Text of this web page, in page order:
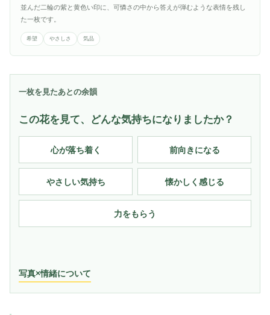
並んだ二輪の紫と黄色い印に、可憐さの中から答えが弾むような表情を残し
た一枚です。
希望 やさしさ 気品
一枚を見たあとの余韻
この花を見て、どんな気持ちになりましたか？
心が落ち着く 前向きになる
やさしい気持ち 懐かしく感じる
力をもらう
写真×情緒について